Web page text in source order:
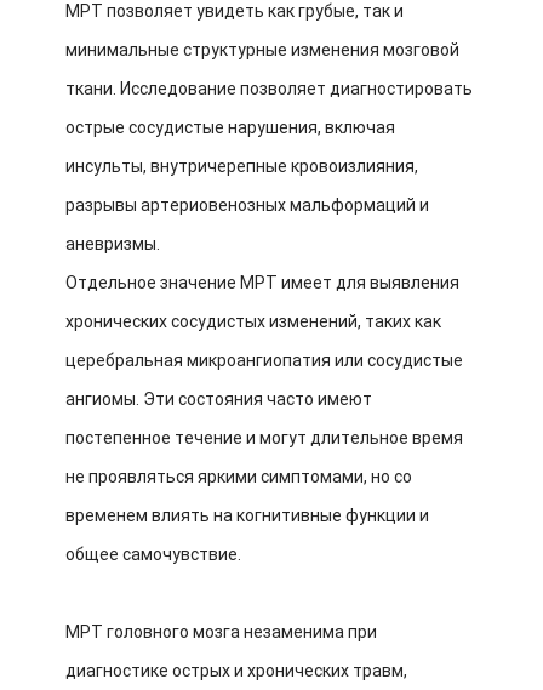
МРТ позволяет увидеть как грубые, так и
минимальные структурные изменения мозговой
ткани. Исследование позволяет диагностировать
острые сосудистые нарушения, включая
инсульты, внутричерепные кровоизлияния,
разрывы артериовенозных мальформаций и
аневризмы.
Отдельное значение МРТ имеет для выявления
хронических сосудистых изменений, таких как
церебральная микроангиопатия или сосудистые
ангиомы. Эти состояния часто имеют
постепенное течение и могут длительное время
не проявляться яркими симптомами, но со
временем влиять на когнитивные функции и
общее самочувствие.
МРТ головного мозга незаменима при
диагностике острых и хронических травм,